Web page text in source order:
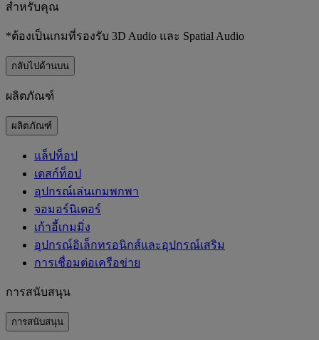
สำหรับคุณ
*ต้องเป็นเกมที่รองรับ 3D Audio และ Spatial Audio
กลับไปด้านบน
ผลิตภัณฑ์
ผลิตภัณฑ์
แล็ปท็อป
เดสก์ท็อป
อุปกรณ์เล่นเกมพกพา
จอมอร์นิเตอร์
เก้าอี้เกมมิ่ง
อุปกรณ์อิเล็กทรอนิกส์และอุปกรณ์เสริม
การเชื่อมต่อเครือข่าย
การสนับสนุน
การสนับสนุน